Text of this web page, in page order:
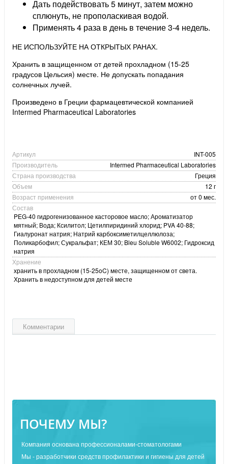
ПОЧЕМУ МЫ?
Компания основана профессионалами-стоматологами
Мы - разработчики средств профилактики и гигиены для детей
Дать подействовать 5 минут, затем можно
сплюнуть, не прополаскивая водой.
Применять 4 раза в день в течение 3-4 недель.
НЕ ИСПОЛЬЗУЙТЕ НА ОТКРЫТЫХ РАНАХ.
Хранить в защищенном от детей прохладном (15-25
градусов Цельсия) месте. Не допускать попадания
солнечных лучей.
Произведено в Греции фармацевтической компанией
Intermed Pharmaceutical Laboratories
Артикул
INT-005
Производитель
Intermed Pharmaceutical Laboratories
Страна производства
Греция
Объем
12 г
Возраст применения
от 0 мес.
Состав
PEG-40 гидрогенизованное касторовое масло; Ароматизатор
мятный; Вода; Ксилитол; Цетилпиридиний хлорид; PVA 40-88;
Гиалуронат натрия; Натрий карбоксиметилцеллюлоза;
Поликарбофил; Сукральфат; КЕМ 30; Bleu Soluble W6002; Гидроксид
натрия
Хранение
хранить в прохладном (15-25oC) месте, защищенном от света.
Хранить в недоступном для детей месте
Комментарии